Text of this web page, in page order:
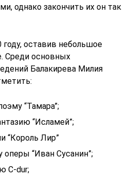
однако закончить их он так
оставив небольшое
Среди основных
Балакирева Милия
“Тамара”;
“Исламей”;
“Король Лир”
“Иван Сусанин”;
C-dur;